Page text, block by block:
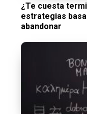
¿Te cuesta
estrategias
abandonar